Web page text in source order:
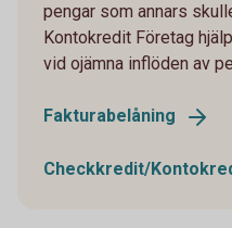
pengar som annars
Kontokredit Företag
vid ojämna inflöden av
Fakturabelåning
Checkkredit/